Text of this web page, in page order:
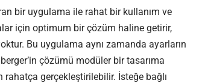
bir uygulama ile rahat bir kullanım ve
için optimum bir çözüm haline getirir,
Bu uygulama aynı zamanda ayarların
çözümü modüler bir tasarıma
gerçekleştirilebilir. İsteğe bağlı